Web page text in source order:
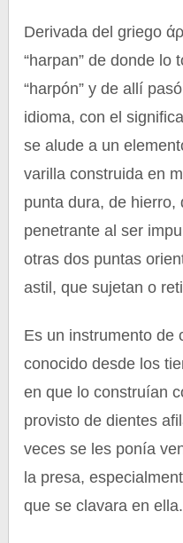
Derivada del griego
“harpan” de donde lo
“harpón” y de allí
idioma, con el
se alude a un
varilla construida en
punta dura, de hierro,
penetrante al ser
otras dos puntas
astil, que sujetan o
Es un instrumento de
conocido desde los
en que lo construían
provisto de dientes
veces se les ponía
la presa,
que se clavara en ella.